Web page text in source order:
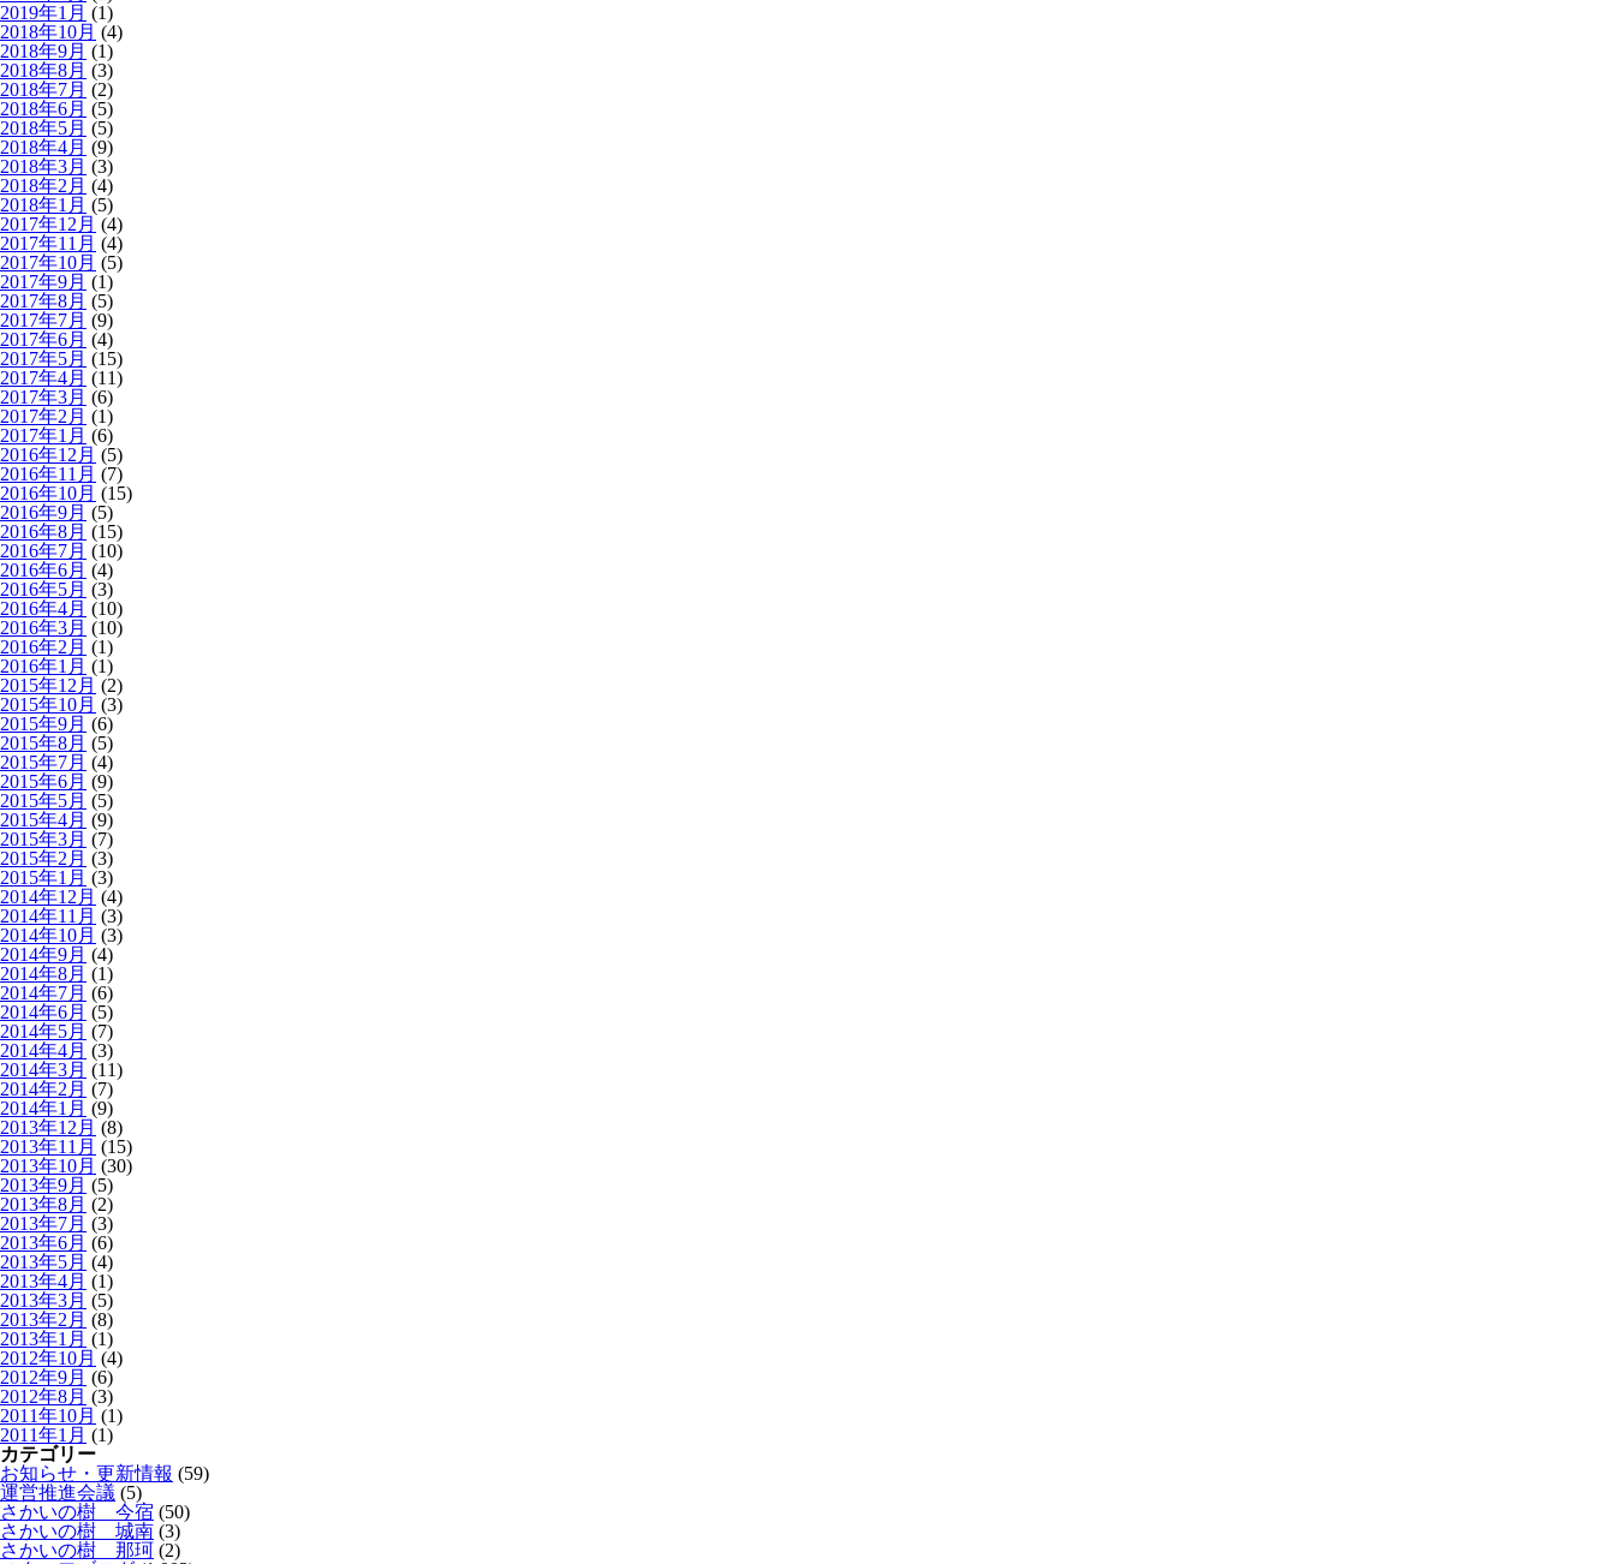
2019年1月 (1)
2018年10月 (4)
2018年9月 (1)
2018年8月 (3)
2018年7月 (2)
2018年6月 (5)
2018年5月 (5)
2018年4月 (9)
2018年3月 (3)
2018年2月 (4)
2018年1月 (5)
2017年12月 (4)
2017年11月 (4)
2017年10月 (5)
2017年9月 (1)
2017年8月 (5)
2017年7月 (9)
2017年6月 (4)
2017年5月 (15)
2017年4月 (11)
2017年3月 (6)
2017年2月 (1)
2017年1月 (6)
2016年12月 (5)
2016年11月 (7)
2016年10月 (15)
2016年9月 (5)
2016年8月 (15)
2016年7月 (10)
2016年6月 (4)
2016年5月 (3)
2016年4月 (10)
2016年3月 (10)
2016年2月 (1)
2016年1月 (1)
2015年12月 (2)
2015年10月 (3)
2015年9月 (6)
2015年8月 (5)
2015年7月 (4)
2015年6月 (9)
2015年5月 (5)
2015年4月 (9)
2015年3月 (7)
2015年2月 (3)
2015年1月 (3)
2014年12月 (4)
2014年11月 (3)
2014年10月 (3)
2014年9月 (4)
2014年8月 (1)
2014年7月 (6)
2014年6月 (5)
2014年5月 (7)
2014年4月 (3)
2014年3月 (11)
2014年2月 (7)
2014年1月 (9)
2013年12月 (8)
2013年11月 (15)
2013年10月 (30)
2013年9月 (5)
2013年8月 (2)
2013年7月 (3)
2013年6月 (6)
2013年5月 (4)
2013年4月 (1)
2013年3月 (5)
2013年2月 (8)
2013年1月 (1)
2012年10月 (4)
2012年9月 (6)
2012年8月 (3)
2011年10月 (1)
2011年1月 (1)
カテゴリー
お知らせ・更新情報 (59)
運営推進会議 (5)
さかいの樹 今宿 (50)
さかいの樹 城南 (3)
さかいの樹 那珂 (2)